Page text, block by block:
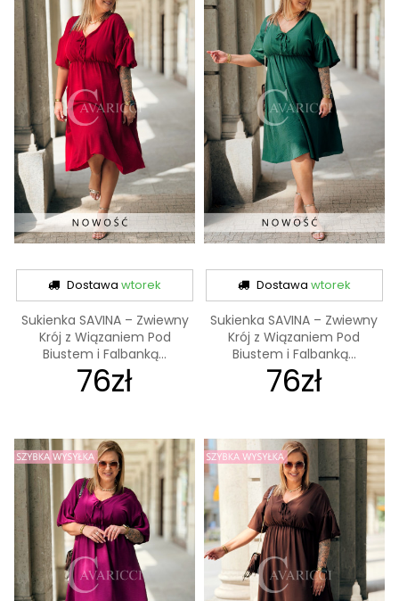
Dostawawtorek
Sukienka SAVINA – Zwiewny
Krój z Wiązaniem Pod
Biustem i Falbanką...
76zł
Dostawa wtorek
Sukienka SAVINA – Zwiewny
Krój z Wiązaniem Pod
Biustem i Falbanką...
76zł